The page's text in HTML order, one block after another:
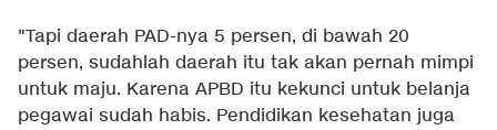
"Tapi daerah PAD-nya 5 persen, di bawah 20
persen, sudahlah daerah itu tak akan pernah mimpi
untuk maju. Karena APBD itu kekunci untuk belanja
pegawai sudah habis. Pendidikan kesehatan juga